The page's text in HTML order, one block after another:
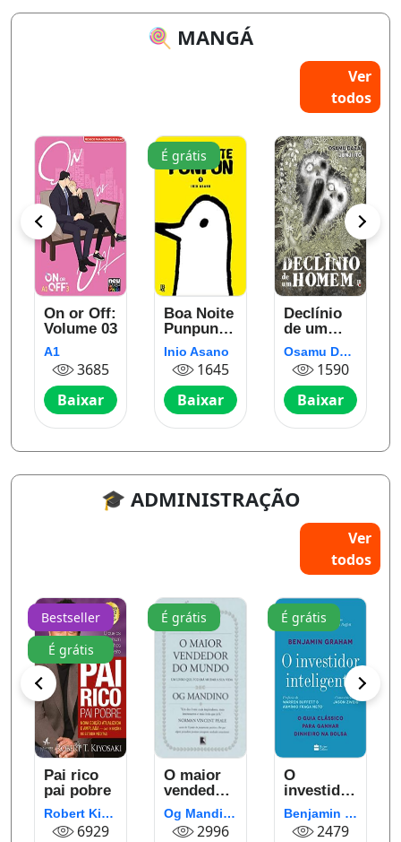
🍭 MANGÁ
Ver
todos
On or Off:
Volume 03
A1
3685
Baixar
É grátis
Boa Noite
Punpun –
Vol. 1
Inio Asano
1645
Baixar
Declínio
de um
HomemOsamu Dazai Junji Ito
1590
Baixar
🎓 ADMINISTRAÇÃO
Ver
todos
Bestseller
É grátis
Pai rico
pai pobre
Robert Kiyosaki
6929
É grátis
O maior
vendedor
do mundoOg Mandino
2996
É grátis
O
investidor
inteligenteBenjamin Graham
2479